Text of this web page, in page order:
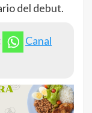
del debut.
Canal